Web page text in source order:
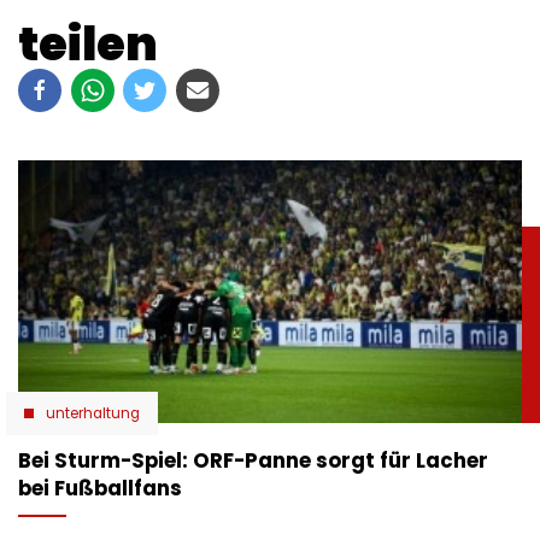
teilen
unterhaltung
Bei Sturm-Spiel: ORF-Panne sorgt für Lacher
bei Fußballfans